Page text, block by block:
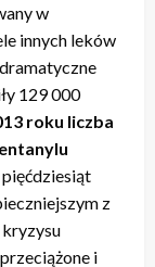
w
innych leków
129 000
roku liczba
pięćdziesiąt
z
i